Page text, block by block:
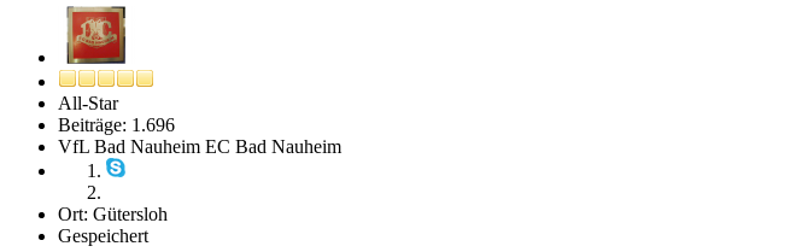
All-Star
Beiträge: 1.696
VfL Bad Nauheim EC Bad Nauheim
Ort: Gütersloh
Gespeichert